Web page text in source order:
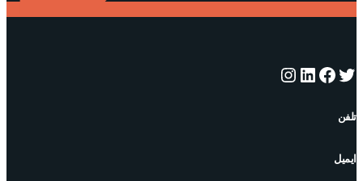
توییترفیس‌بوک
لینکداین
اینستاگرم
تلفن
ایمیل